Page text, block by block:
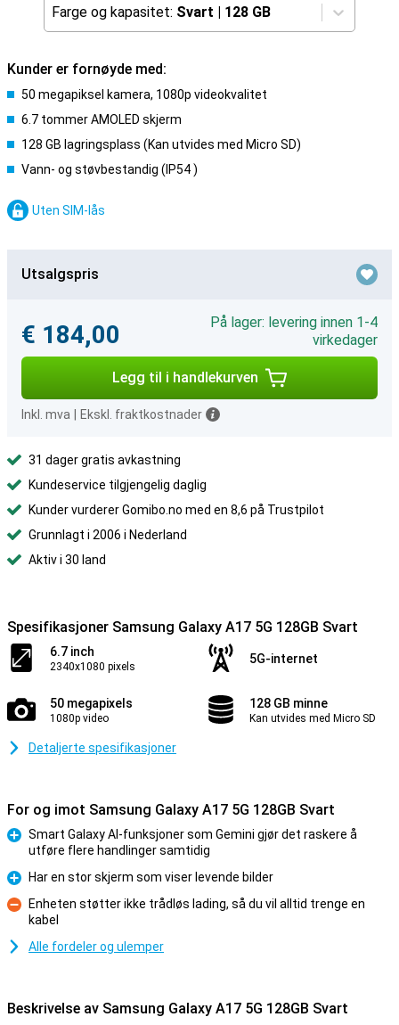
Farge og kapasitet: Svart | 128 GB
Kunder er fornøyde med:
50 megapiksel kamera, 1080p videokvalitet
6.7 tommer AMOLED skjerm
128 GB lagringsplass (Kan utvides med Micro SD)
Vann- og støvbestandig (IP54 )
Uten SIM-lås
Utsalgspris
€ 184,00
På lager: levering innen 1-4
virkedager
Legg til i handlekurven
Inkl. mva Ekskl. fraktkostnader
31 dager gratis avkastning
Kundeservice tilgjengelig daglig
Kunder vurderer Gomibo.no med en 8,6 på Trustpilot
Grunnlagt i 2006 i Nederland
Aktiv i 30 land
Spesifikasjoner Samsung Galaxy A17 5G 128GB Svart
6.7 inch
2340x1080 pixels
5G-internet
50 megapixels
1080p video
128 GB minne
Kan utvides med Micro SD
Detaljerte spesifikasjoner
For og imot Samsung Galaxy A17 5G 128GB Svart
Fordel
Smart Galaxy AI-funksjoner som Gemini gjør det raskere å
utføre flere handlinger samtidig
Fordel
Har en stor skjerm som viser levende bilder
Ulempe
Enheten støtter ikke trådløs lading, så du vil alltid trenge en
kabel
Alle fordeler og ulemper
Beskrivelse av Samsung Galaxy A17 5G 128GB Svart